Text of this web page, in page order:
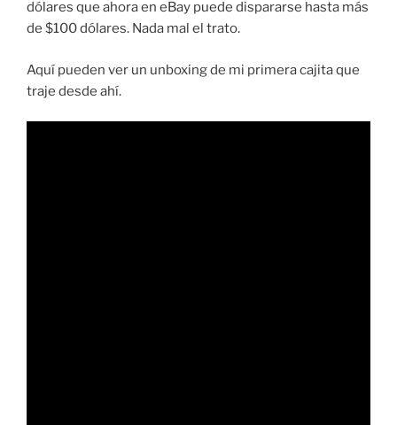
dólares que ahora en eBay puede dispararse hasta más
de $100 dólares. Nada mal el trato.
Aquí pueden ver un unboxing de mi primera cajita que
traje desde ahí.